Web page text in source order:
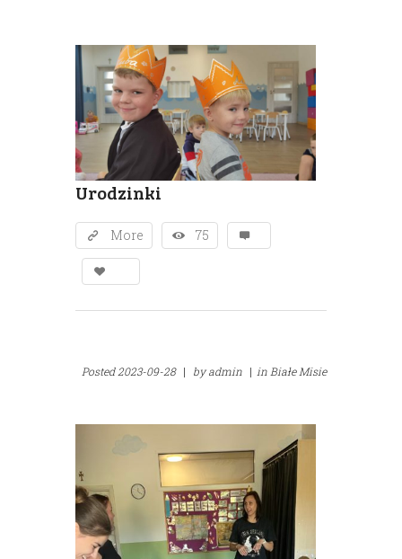
Urodzinki
More 75
Posted2023-09-28 | byadmin | in Białe Misie